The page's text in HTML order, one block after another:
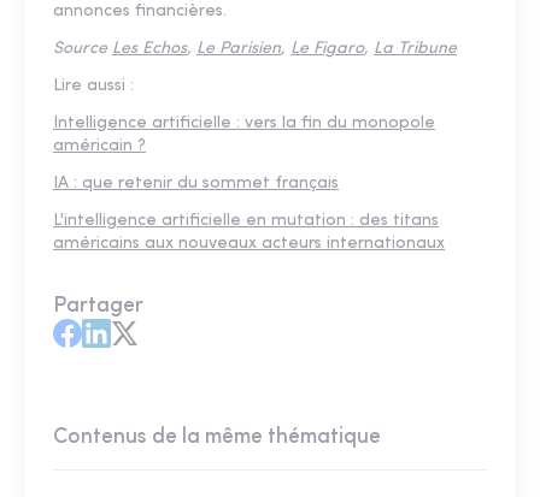
annonces financières.
Source Les Echos, Le Parisien, Le Figaro, La Tribune
Lire aussi :
Intelligence artificielle : vers la fin du monopole
américain ?
IA : que retenir du sommet français
L'intelligence artificielle en mutation : des titans
américains aux nouveaux acteurs internationaux
Partager
Contenus de la même thématique